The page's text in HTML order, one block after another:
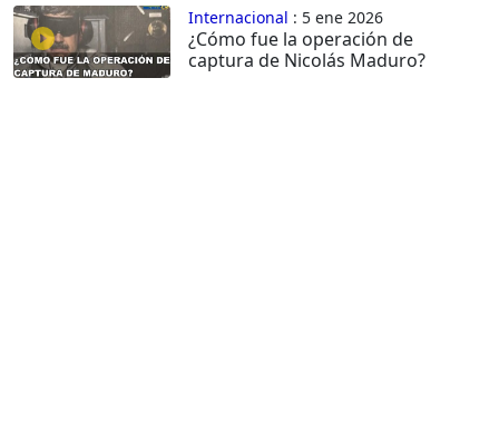
Internacional : 5 ene 2026
¿Cómo fue la operación de
captura de Nicolás Maduro?